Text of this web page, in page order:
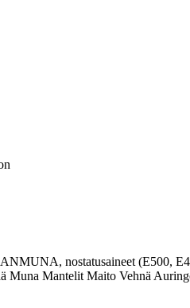
nostatusaineet (E500,
Mantelit Maito Vehnä